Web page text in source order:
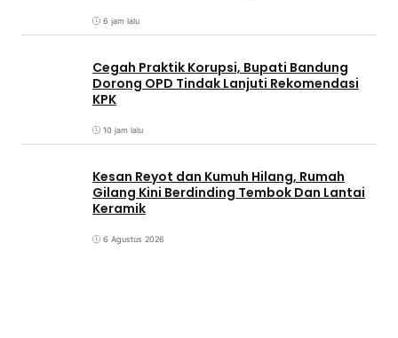
6 jam lalu
Cegah Praktik Korupsi, Bupati Bandung
Dorong OPD Tindak Lanjuti Rekomendasi
KPK
10 jam lalu
Kesan Reyot dan Kumuh Hilang, Rumah
Gilang Kini Berdinding Tembok Dan Lantai
Keramik
6 Agustus 2026